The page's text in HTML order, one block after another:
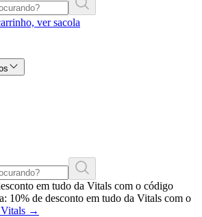
ver sacola
em tudo da Vitals com o código
10% de desconto em tudo da Vitals com o
→